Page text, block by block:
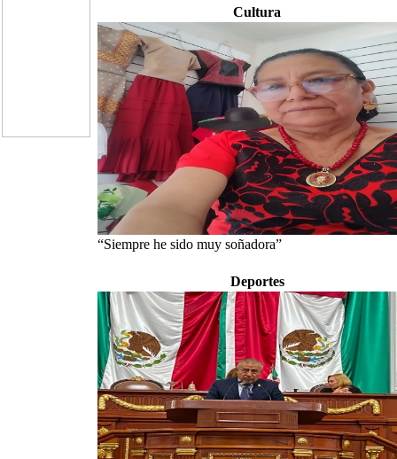
Cultura
“Siempre he sido muy soñadora”
Deportes